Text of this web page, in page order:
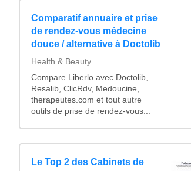
Comparatif annuaire et prise
de rendez-vous médecine
douce / alternative à Doctolib
Health & Beauty
Compare Liberlo avec Doctolib,
Resalib, ClicRdv, Medoucine,
therapeutes.com et tout autre
outils de prise de rendez-vous...
Le Top 2 des Cabinets de